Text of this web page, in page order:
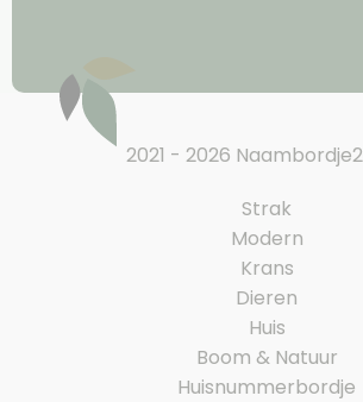
2021 - 2026
Strak
Modern
Krans
Dieren
Huis
Boom & Natuur
Huisnummerbordje